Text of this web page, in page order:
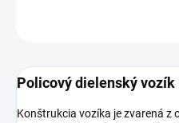
Policový dielenský vozík
Konštrukcia vozíka je zvarená z